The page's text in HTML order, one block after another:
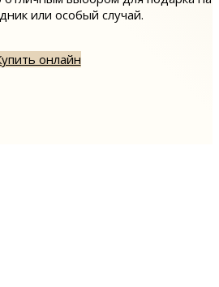
или особый случай.
онлайн